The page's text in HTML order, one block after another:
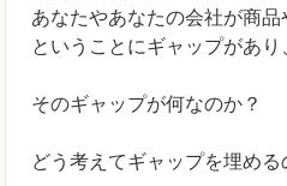
あなたやあなたの会社が商品
ということにギャップがあり
そのギャップが何なのか？
どう考えてギャップを埋める